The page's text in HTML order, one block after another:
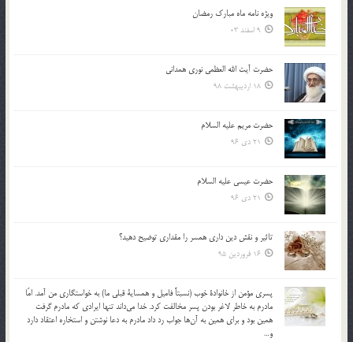
ویژه نامه ماه مبارک رمضان
9 اسفند 03
حضرت آیت الله العظمی نوری همدانی
18 اردیبهشت 98
حضرت مریم علیه السلام
21 دی 96
حضرت عیسی علیه السلام
21 دی 96
تاثير و نقش دين داري همسر را مقداري توضيح دهيد؟
16 فروردین 95
پسري مؤمن از خانوادة خوب (نسبتاً فاميل و همساية قبلي ما) به خواستگاري من آمد. امّا
مادرم به خاطر لاغر بودن پسر مخالفت كرد. خدا مي‌داند تنها ايرادي كه مادرم گرفت
همين بود و براي همين به آن‌ها جواب رد داد مادرم به دعا نوشتن و استخاره اعتقاد دارد
و…